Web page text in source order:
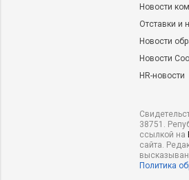
Новости
Отставки и
Новости
Новости
HR-новости
38751.
ссылкой на
сайта.
Политика